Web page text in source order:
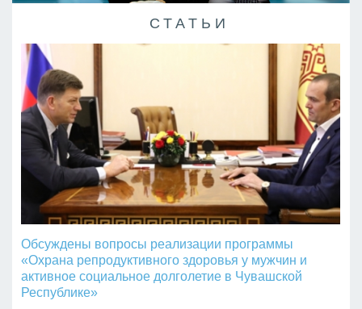
СТАТЬИ
Обсуждены вопросы реализации программы
«Охрана репродуктивного здоровья у мужчин и
активное социальное долголетие в Чувашской
Республике»